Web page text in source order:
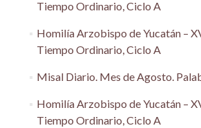
Tiempo Ordinario, Ciclo A
Homilía Arzobispo de Yucatán –
Tiempo Ordinario, Ciclo A
Misal Diario. Mes de Agosto.
Homilía Arzobispo de Yucatán –
Tiempo Ordinario, Ciclo A